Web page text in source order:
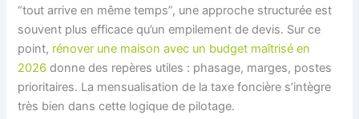
“tout arrive en même temps”, une approche structurée est
souvent plus efficace qu’un empilement de devis. Sur ce
point, rénover une maison avec un budget maîtrisé en
2026 donne des repères utiles : phasage, marges, postes
prioritaires. La mensualisation de la taxe foncière s’intègre
très bien dans cette logique de pilotage.